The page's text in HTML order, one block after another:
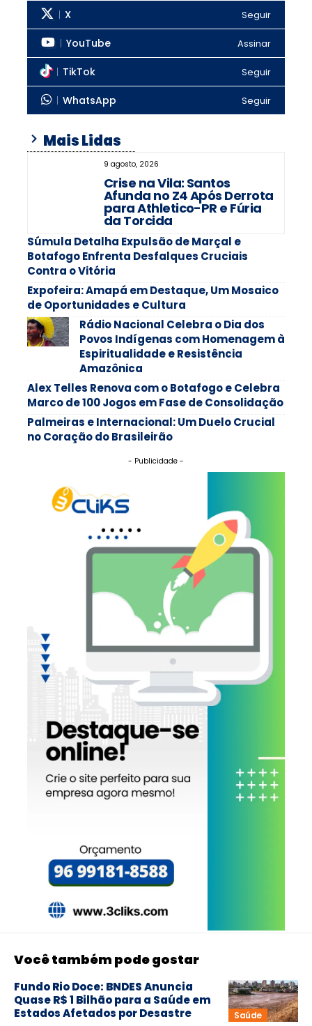
X Seguir
YouTube Assinar
TikTok Seguir
WhatsApp Seguir
Mais Lidas
9 agosto, 2026
Crise na Vila: Santos
Afunda no Z4 Após Derrota
para Athletico-PR e Fúria
da Torcida
Súmula Detalha Expulsão de Marçal e
Botafogo Enfrenta Desfalques Cruciais
Contra o Vitória
Expofeira: Amapá em Destaque, Um Mosaico
de Oportunidades e Cultura
Rádio Nacional Celebra o Dia dos
Povos Indígenas com Homenagem à
Espiritualidade e Resistência
Amazônica
Alex Telles Renova com o Botafogo e Celebra
Marco de 100 Jogos em Fase de Consolidação
Palmeiras e Internacional: Um Duelo Crucial
no Coração do Brasileirão
- Publicidade -
Você também pode gostar
Saúde
Fundo Rio Doce: BNDES Anuncia
Quase R$ 1 Bilhão para a Saúde em
Estados Afetados por Desastre